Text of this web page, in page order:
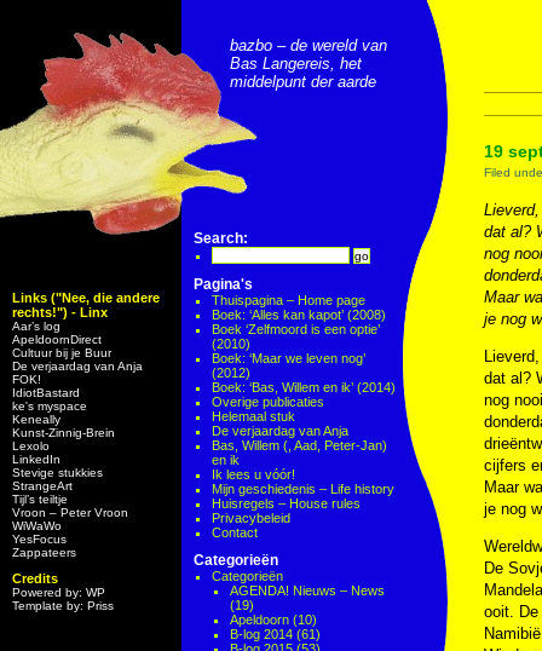
Links ("Nee, die andere
rechts!") - Linx
Aar’s log
ApeldoornDirect
Cultuur bij je Buur
De verjaardag van Anja
FOK!
IdiotBastard
ke's myspace
Keneally
Kunst-Zinnig-Brein
Lexolo
LinkedIn
Stevige stukkies
StrangeArt
Tijl’s teiltje
Vroon – Peter Vroon
WiWaWo
YesFocus
Zappateers
Credits
Powered by: WP
Template by: Priss
bazbo – de wereld van
Bas Langereis, het
middelpunt der aarde
Search:
Pagina's
Thuispagina – Home page
Boek: ‘Alles kan kapot’ (2008)
Boek ‘Zelfmoord is een optie’
(2010)
Boek: ‘Maar we leven nog’
(2012)
Boek: ‘Bas, Willem en ik’ (2014)
Overige publicaties
Helemaal stuk
De verjaardag van Anja
Bas, Willem (, Aad, Peter-Jan)
en ik
Ik lees u vóór!
Mijn geschiedenis – Life history
Huisregels – House rules
Privacybeleid
Contact
Categorieën
Categorieën
AGENDA! Nieuws – News
(19)
Apeldoorn (10)
B-log 2014 (61)
19
Filed
dat al?
nog
Maar
je nog
dat al?
nog
cijfers
Maar
je nog
De
ooit. De